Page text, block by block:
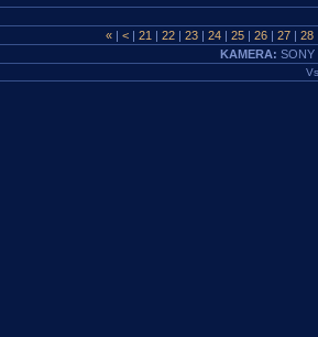
« | < | 21 | 22 | 23 | 24 | 25 | 26 | 27 | 28
KAMERA: